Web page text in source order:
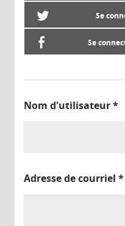
Se
Se
Nom d'utilisateur*
Adresse de courriel *